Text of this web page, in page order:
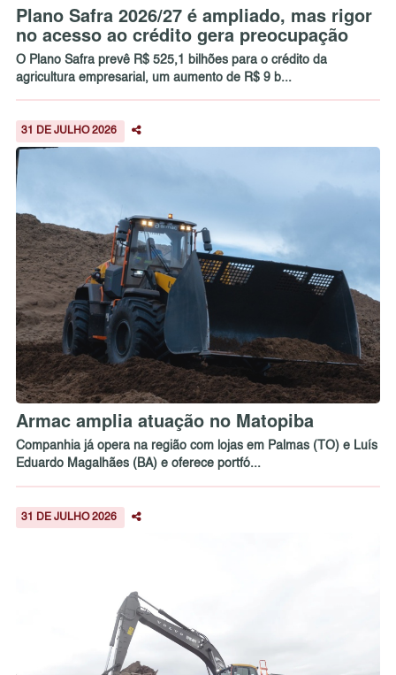
Plano Safra 2026/27 é ampliado, mas rigor
no acesso ao crédito gera preocupação
O Plano Safra prevê R$ 525,1 bilhões para o crédito da
agricultura empresarial, um aumento de R$ 9 b...
31 DE JULHO 2026
Armac amplia atuação no Matopiba
Companhia já opera na região com lojas em Palmas (TO) e Luís
Eduardo Magalhães (BA) e oferece portfó...
31 DE JULHO 2026